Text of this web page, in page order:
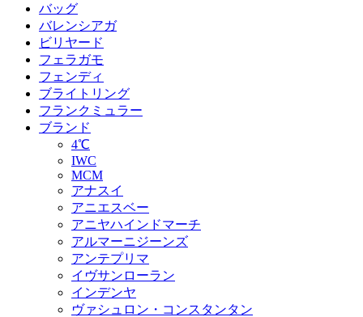
バッグ
バレンシアガ
ビリヤード
フェラガモ
フェンディ
ブライトリング
フランクミュラー
ブランド
4℃
IWC
MCM
アナスイ
アニエスベー
アニヤハインドマーチ
アルマーニジーンズ
アンテプリマ
イヴサンローラン
インデンヤ
ヴァシュロン・コンスタンタン